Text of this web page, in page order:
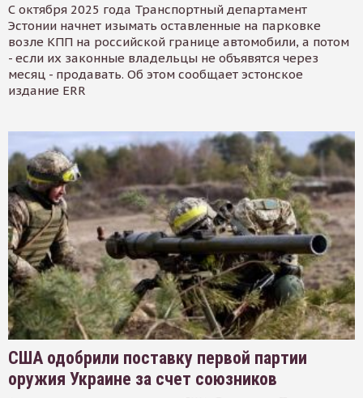
С октября 2025 года Транспортный департамент
Эстонии начнет изымать оставленные на парковке
возле КПП на российской границе автомобили, а потом
- если их законные владельцы не объявятся через
месяц - продавать. Об этом сообщает эстонское
издание ERR
США одобрили поставку первой партии
оружия Украине за счет союзников